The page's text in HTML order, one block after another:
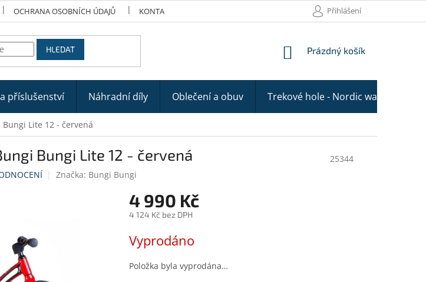
OCHRANA OSOBNÍCH ÚDAJŮ KONTAKTY Přihlášení
HLEDAT
NÁKUPNÍ
Prázdný košík
příslušenství Náhradní díly Oblečení a obuv Trekové hole - Nordic walking
Lite 12 - červená
Bungi Lite 12 - červená
25344
Značka: Bungi Bungi
4 990 Kč
4 124 Kč bez DPH
cena:
Vyprodáno
Položka byla vyprodána…